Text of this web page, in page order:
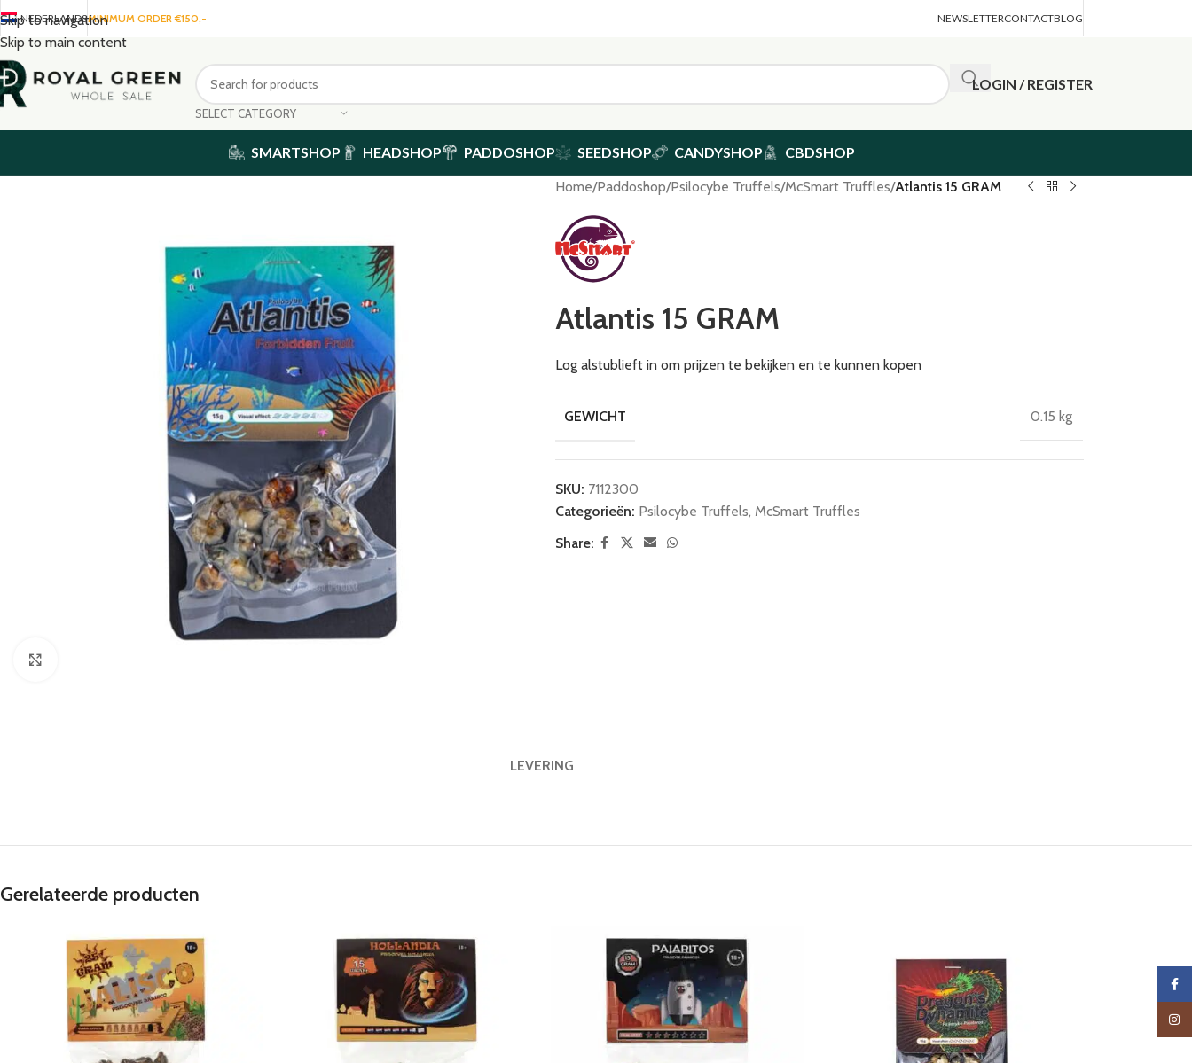
Skip to navigation
Skip to main content
NEDERLANDSMINIMUM ORDER €150,- NEWSLETTERCONTACTBLOG
SELECT CATEGORY
LOGIN / REGISTER
SMARTSHOP HEADSHOP PADDOSHOP SEEDSHOP CANDYSHOP CBDSHOP
Home/Paddoshop/Psilocybe Truffels/McSmart Truffles/Atlantis 15 GRAM
Atlantis 15 GRAM
Log alstublieft in om prijzen te bekijken en te kunnen kopen
GEWICHT 0.15 kg
SKU: 7112300
Categorieën: Psilocybe Truffels, McSmart Truffles
Share:
LEVERING
Gerelateerde producten